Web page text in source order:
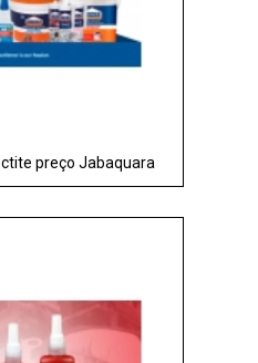
preço Jabaquara